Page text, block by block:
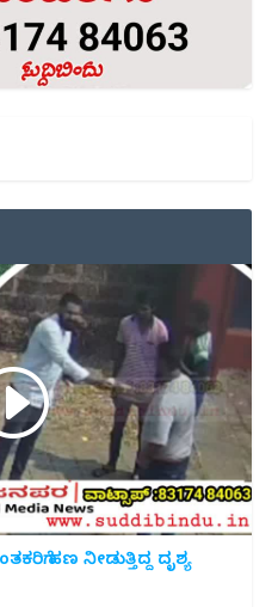
ಹಣ ನೀಡುತ್ತಿದ್ದ ದೃಶ್ಯ